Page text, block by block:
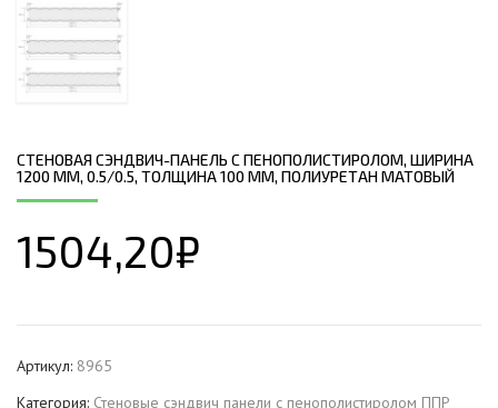
СТЕНОВАЯ СЭНДВИЧ-ПАНЕЛЬ С ПЕНОПОЛИСТИРОЛОМ, ШИРИНА
1200 ММ, 0.5/0.5, ТОЛЩИНА 100 ММ, ПОЛИУРЕТАН МАТОВЫЙ
1504,20₽
Артикул: 8965
Категория: Стеновые сэндвич панели с пенополистиролом ППР